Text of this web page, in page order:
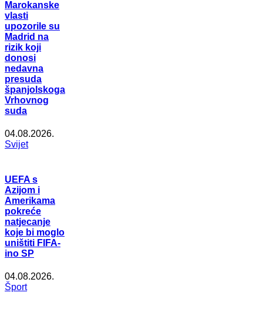
Marokanske
vlasti
upozorile su
Madrid na
rizik koji
donosi
nedavna
presuda
španjolskoga
Vrhovnog
suda
04.08.2026.
Svijet
UEFA s
Azijom i
Amerikama
pokreće
natjecanje
koje bi moglo
uništiti FIFA-
ino SP
04.08.2026.
Šport